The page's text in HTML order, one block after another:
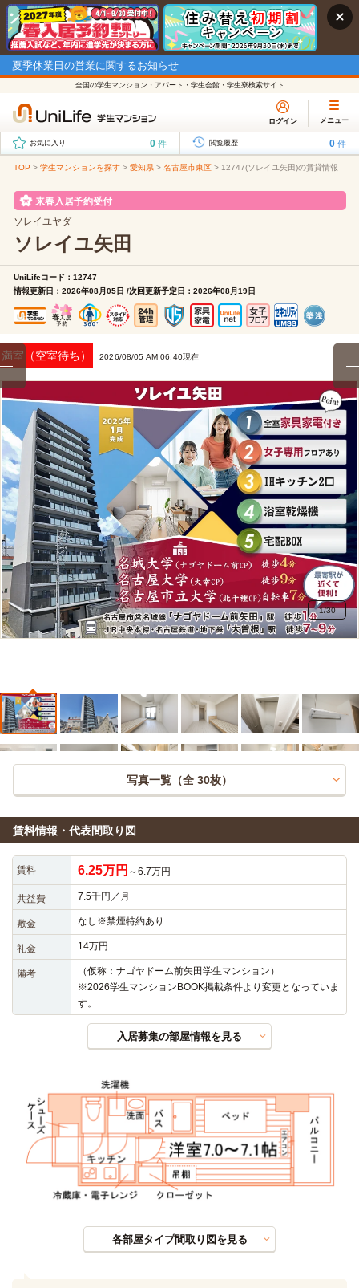
夏季休業日の営業に関するお知らせ
全国の学生マンション・アパート・学生会館・学生寮検索サイト
ログイン メニュー
お気に入り 0 件 閲覧履歴 0 件
TOP > 学生マンションを探す > 愛知県 > 名古屋市東区 > 12747(ソレイユ矢田)の賃貸情報
来春入居予約受付
ソレイユヤダ
ソレイユ矢田
UniLifeコード：12747
情報更新日：2026年08月05日 /次回更新予定日：2026年08月19日
満室（空室待ち） 2026/08/05 AM 06:40現在
1/30
写真一覧（全 30枚）
賃料情報・代表間取り図
賃料 6.25万円 ～6.7万円
共益費 7.5千円／月
敷金 なし※禁煙特約あり
礼金 14万円
備考
（仮称：ナゴヤドーム前矢田学生マンション）
※2026学生マンションBOOK掲載条件より変更となっていま
す。
入居募集の部屋情報を見る
各部屋タイプ間取り図を見る